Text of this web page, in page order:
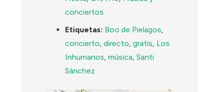
conciertos
Etiquetas: Boo de Pielagos,
concierto,directo,gratis, Los
Inhumanos,música,Santi
Sánchez